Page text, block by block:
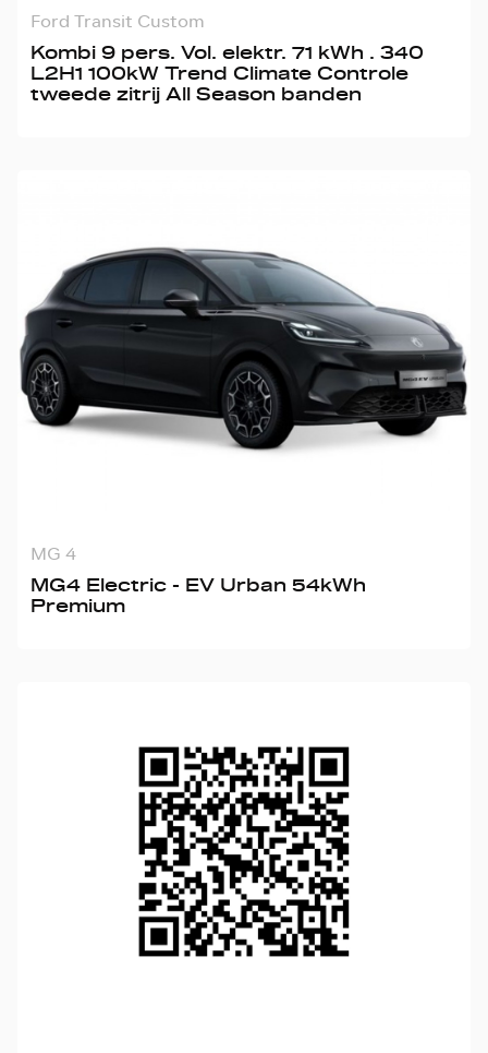
Ford Transit Custom
Kombi 9 pers. Vol. elektr. 71 kWh . 340
L2H1 100kW Trend Climate Controle
tweede zitrij All Season banden
MG 4
MG4 Electric - EV Urban 54kWh
Premium